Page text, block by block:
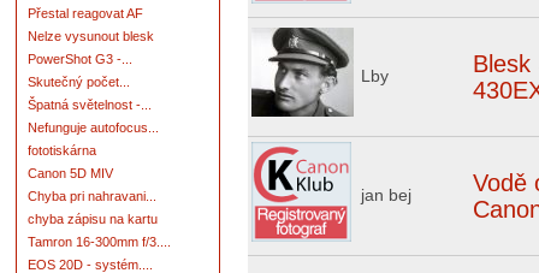
Přestal reagovat AF
Nelze vysunout blesk
PowerShot G3 -...
Skutečný počet...
Špatná světelnost -...
Nefunguje autofocus...
fototiskárna
Canon 5D MIV
Chyba pri nahravani...
chyba zápisu na kartu
Tamron 16-300mm f/3....
EOS 20D - systém....
Lby
Blesk
jan bej
Vodě